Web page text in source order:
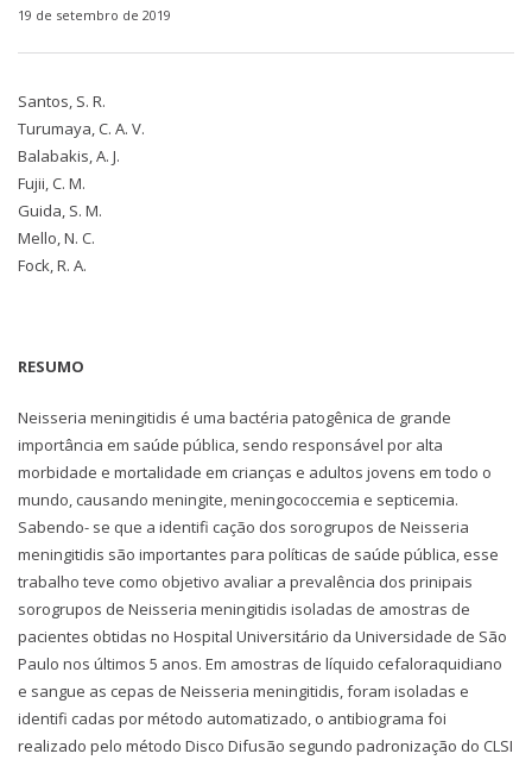
19 de setembro de 2019
Santos, S. R.
Turumaya, C. A. V.
Balabakis, A. J.
Fujii, C. M.
Guida, S. M.
Mello, N. C.
Fock, R. A.
RESUMO
Neisseria meningitidis é uma bactéria patogênica de grande
importância em saúde pública, sendo responsável por alta
morbidade e mortalidade em crianças e adultos jovens em todo o
mundo, causando meningite, meningococcemia e septicemia.
Sabendo- se que a identifi cação dos sorogrupos de Neisseria
meningitidis são importantes para políticas de saúde pública, esse
trabalho teve como objetivo avaliar a prevalência dos prinipais
sorogrupos de Neisseria meningitidis isoladas de amostras de
pacientes obtidas no Hospital Universitário da Universidade de São
Paulo nos últimos 5 anos. Em amostras de líquido cefaloraquidiano
e sangue as cepas de Neisseria meningitidis, foram isoladas e
identifi cadas por método automatizado, o antibiograma foi
realizado pelo método Disco Difusão segundo padronização do CLSI